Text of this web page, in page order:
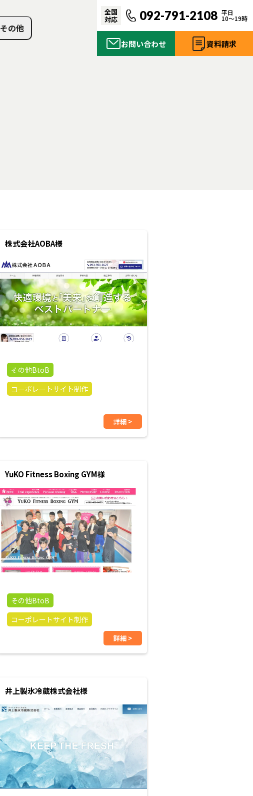
その他
全国
対応 092-791-2108 平日
10〜19時
お問い合わせ 資料請求
株式会社AOBA様
その他BtoB
コーポレートサイト制作
詳細 >
YuKO Fitness Boxing GYM様
その他BtoB
コーポレートサイト制作
詳細 >
井上製氷冷蔵株式会社様